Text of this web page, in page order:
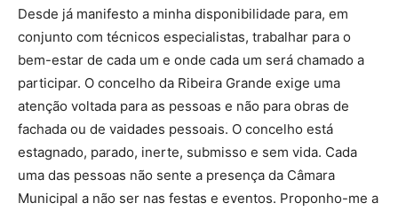
Desde já manifesto a minha disponibilidade para, em
conjunto com técnicos especialistas, trabalhar para o
bem-estar de cada um e onde cada um será chamado a
participar. O concelho da Ribeira Grande exige uma
atenção voltada para as pessoas e não para obras de
fachada ou de vaidades pessoais. O concelho está
estagnado, parado, inerte, submisso e sem vida. Cada
uma das pessoas não sente a presença da Câmara
Municipal a não ser nas festas e eventos. Proponho-me a